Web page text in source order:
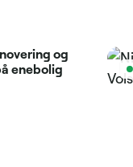
og
enebolig